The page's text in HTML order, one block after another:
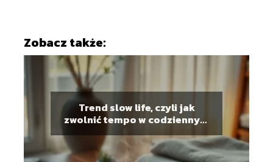
Zobacz także:
Trend slow life, czyli jak
zwolnić tempo w codziennym
biegu?